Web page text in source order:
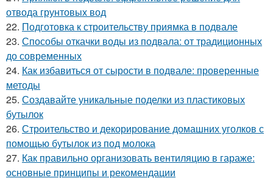
отвода грунтовых вод
22. Подготовка к строительству приямка в подвале
23. Способы откачки воды из подвала: от традиционных
до современных
24. Как избавиться от сырости в подвале: проверенные
методы
25. Создавайте уникальные поделки из пластиковых
бутылок
26. Строительство и декорирование домашних уголков с
помощью бутылок из под молока
27. Как правильно организовать вентиляцию в гараже:
основные принципы и рекомендации